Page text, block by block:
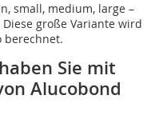
small, medium, large –
große Variante wird
berechnet.
Sie mit
Alucobond